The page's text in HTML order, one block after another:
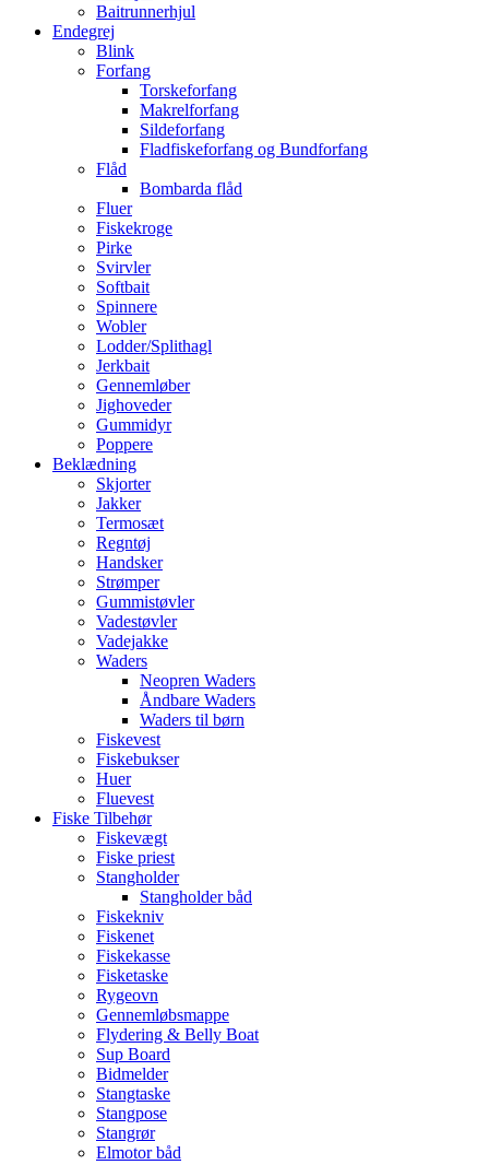
Baitrunnerhjul
Endegrej
Blink
Forfang
Torskeforfang
Makrelforfang
Sildeforfang
Fladfiskeforfang og Bundforfang
Flåd
Bombarda flåd
Fluer
Fiskekroge
Pirke
Svirvler
Softbait
Spinnere
Wobler
Lodder/Splithagl
Jerkbait
Gennemløber
Jighoveder
Gummidyr
Poppere
Beklædning
Skjorter
Jakker
Termosæt
Regntøj
Handsker
Strømper
Gummistøvler
Vadestøvler
Vadejakke
Waders
Neopren Waders
Åndbare Waders
Waders til børn
Fiskevest
Fiskebukser
Huer
Fluevest
Fiske Tilbehør
Fiskevægt
Fiske priest
Stangholder
Stangholder båd
Fiskekniv
Fiskenet
Fiskekasse
Fisketaske
Rygeovn
Gennemløbsmappe
Flydering & Belly Boat
Sup Board
Bidmelder
Stangtaske
Stangpose
Stangrør
Elmotor båd